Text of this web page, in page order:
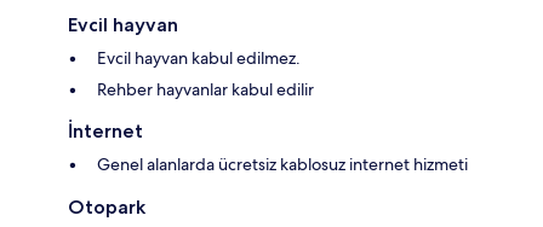
Evcil hayvan
Evcil hayvan kabul edilmez.
Rehber hayvanlar kabul edilir
İnternet
Genel alanlarda ücretsiz kablosuz internet hizmeti
Otopark